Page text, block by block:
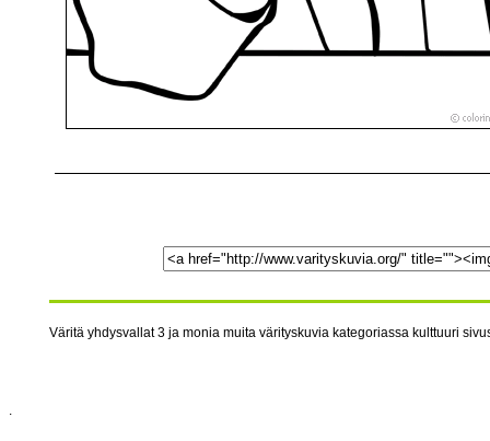
Väritä yhdysvallat 3 ja monia muita värityskuvia kategoriassa kulttuuri
.